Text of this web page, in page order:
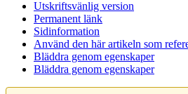
Utskriftsvänlig version
Permanent länk
Sidinformation
Använd den här artikeln som
Bläddra genom egenskaper
Bläddra genom egenskaper